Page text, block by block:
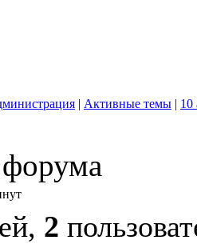
| Активные темы | 10
форума
2